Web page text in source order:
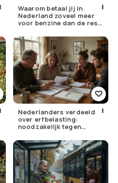
Waarom betaal jij in
Nederland zoveel meer
voor benzine dan de rest
Nederlanders verdeeld
over erfbelasting:
noodzakelijk tegen